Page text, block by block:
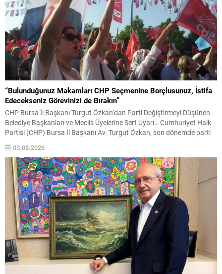
“Bulunduğunuz Makamları CHP Seçmenine Borçlusunuz, İstifa
Edecekseniz Görevinizi de Bırakın”
CHP Bursa İl Başkanı Turgut Özkan’dan Parti Değiştirmeyi Düşünen
Belediye Başkanları ve Meclis Üyelerine Sert Uyarı… Cumhuriyet Halk
Partisi (CHP) Bursa İl Başkanı Av. Turgut Özkan, son dönemde parti
ve belediye meclis üyelerine yönelik dikkat çeken, sert ve kapsamlı bir
açıklama yaptı. Özkan,...
03.08.2026